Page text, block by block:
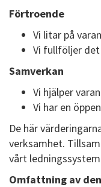
Förtroende
Vi litar på
Vi fullföljer
Samverkan
Vi hjälper
Vi har en
De här
verksamhet.
vårt
Omfattning av